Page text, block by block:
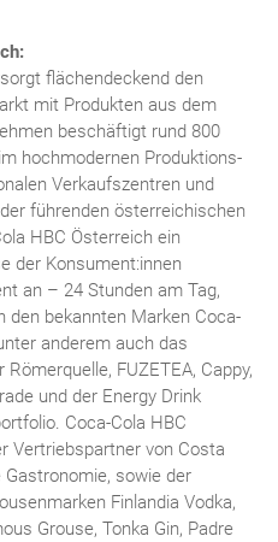
flächendeckend den
mit Produkten aus dem
beschäftigt rund 800
hochmodernen Produktions-
Verkaufszentren und
führenden österreichischen
HBC Österreich ein
der Konsument:innen
an – 24 Stunden am Tag,
den bekannten Marken Coca-
anderem auch das
FUZETEA, Cappy,
und der Energy Drink
Coca-Cola HBC
Vertriebspartner von Costa
sowie der
Finlandia Vodka,
Grouse, Tonka Gin, Padre